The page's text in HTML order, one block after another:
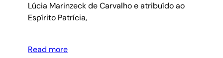
Lúcia Marinzeck de Carvalho e atribuído ao
Espírito Patrícia,
Read more